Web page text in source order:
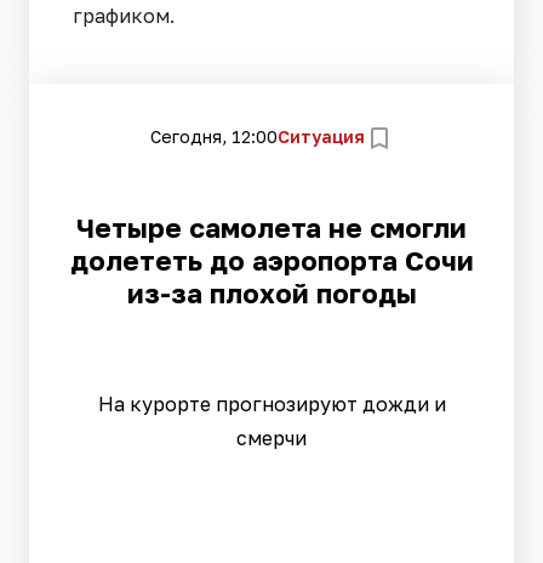
графиком.
Сегодня, 12:00Ситуация
Четыре самолета не смогли
долететь до аэропорта Сочи
из-за плохой погоды
На курорте прогнозируют дожди и
смерчи